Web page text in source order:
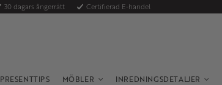
30 dagars ångerrätt Certifierad E-handel
PRESENTTIPS MÖBLER INREDNINGSDETALJER